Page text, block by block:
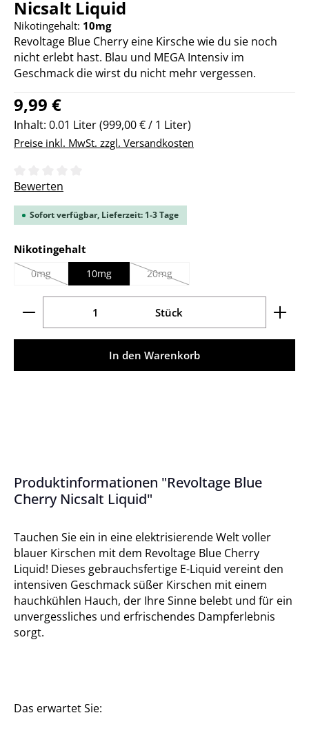
Nicsalt Liquid
Nikotingehalt: 10mg
Revoltage Blue Cherry eine Kirsche wie du sie noch
nicht erlebt hast. Blau und MEGA Intensiv im
Geschmack die wirst du nicht mehr vergessen.
Regulärer Preis:
9,99 €
Inhalt: 0.01 Liter(999,00 € / 1 Liter)
Preise inkl. MwSt. zzgl. Versandkosten
Durchschnittliche Bewertung von 0 von 5 Sternen
Bewerten
Sofort verfügbar, Lieferzeit: 1-3 Tage
Nikotingehalt
0mg
(Diese Option ist zurzeit nicht verfügbar.)
10mg 20mg
(Diese Option ist zurzeit nicht
Produkt Anzahl: Gib den gewünschten Wert ein
Stück
In den Warenkorb
Produktinformationen "Revoltage Blue
Cherry Nicsalt Liquid"
Tauchen Sie ein in eine elektrisierende Welt voller
blauer Kirschen mit dem Revoltage Blue Cherry
Liquid! Dieses gebrauchsfertige E-Liquid vereint den
intensiven Geschmack süßer Kirschen mit einem
hauchkühlen Hauch, der Ihre Sinne belebt und für ein
unvergessliches und erfrischendes Dampferlebnis
sorgt.
Das erwartet Sie: